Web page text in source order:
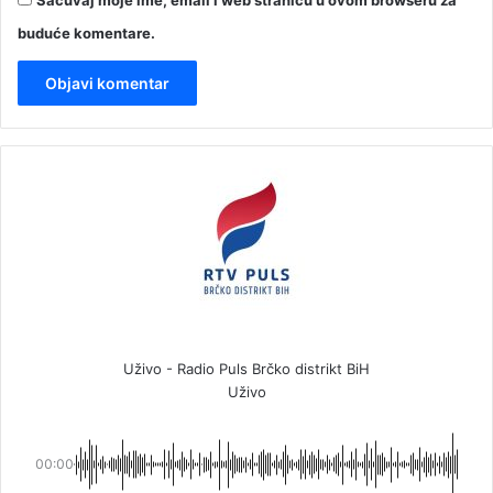
buduće komentare.
Uživo - Radio Puls Brčko distrikt BiH
Uživo
00:00